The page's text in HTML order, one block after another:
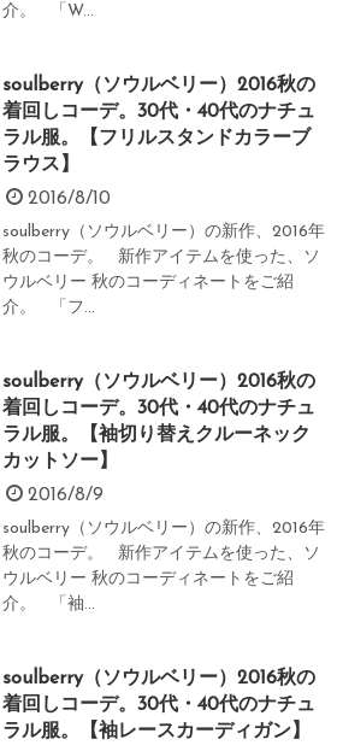
介。 「W...
soulberry（ソウルベリー）2016秋の
着回しコーデ。30代・40代のナチュ
ラル服。【フリルスタンドカラーブ
ラウス】
2016/8/10
soulberry（ソウルベリー）の新作、2016年
秋のコーデ。 新作アイテムを使った、ソ
ウルベリー 秋のコーディネートをご紹
介。 「フ...
soulberry（ソウルベリー）2016秋の
着回しコーデ。30代・40代のナチュ
ラル服。【袖切り替えクルーネック
カットソー】
2016/8/9
soulberry（ソウルベリー）の新作、2016年
秋のコーデ。 新作アイテムを使った、ソ
ウルベリー 秋のコーディネートをご紹
介。 「袖...
soulberry（ソウルベリー）2016秋の
着回しコーデ。30代・40代のナチュ
ラル服。【袖レースカーディガン】